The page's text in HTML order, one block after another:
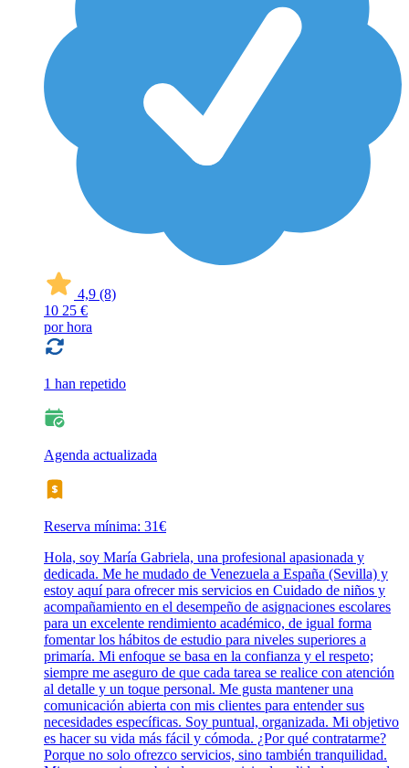
4,9 (8)
10 25 €
por hora
1 han repetido
Agenda actualizada
Reserva mínima: 31€
Hola, soy María Gabriela, una profesional apasionada y
dedicada. Me he mudado de Venezuela a España (Sevilla) y
estoy aquí para ofrecer mis servicios en Cuidado de niños y
acompañamiento en el desempeño de asignaciones escolares
para un excelente rendimiento académico, de igual forma
fomentar los hábitos de estudio para niveles superiores a
primaría. Mi enfoque se basa en la confianza y el respeto;
siempre me aseguro de que cada tarea se realice con atención
al detalle y un toque personal. Me gusta mantener una
comunicación abierta con mis clientes para entender sus
necesidades específicas. Soy puntual, organizada. Mi objetivo
es hacer su vida más fácil y cómoda. ¿Por qué contratarme?
Porque no solo ofrezco servicios, sino también tranquilidad.